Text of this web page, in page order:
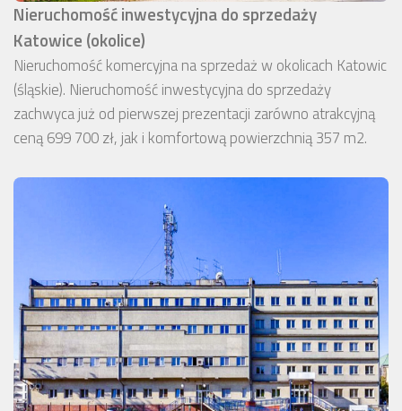
Nieruchomość inwestycyjna do sprzedaży
Katowice (okolice)
Nieruchomość komercyjna na sprzedaż w okolicach Katowic
(śląskie). Nieruchomość inwestycyjna do sprzedaży
zachwyca już od pierwszej prezentacji zarówno atrakcyjną
ceną 699 700 zł, jak i komfortową powierzchnią 357 m2.